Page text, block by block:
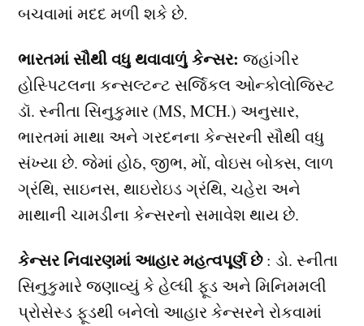
બચવામાં મદદ મળી શકે છે.
ભારતમાં સૌથી વધુ થવાવાળું કેન્સર:જહાંગીર
હોસ્પિટલના કન્સલ્ટન્ટ સર્જિકલ ઓન્કોલોજિસ્ટ
ડૉ. સ્નીતા સિનુકુમાર (MS, MCH.) અનુસાર,
ભારતમાં માથા અને ગરદનના કેન્સરની સૌથી વધુ
સંખ્યા છે. જેમાં હોઠ, જીભ, મોં, વોઇસ બોક્સ, લાળ
ગ્રંથિ, સાઇનસ, થાઇરોઇડ ગ્રંથિ, ચહેરા અને
માથાની ચામડીના કેન્સરનો સમાવેશ થાય છે.
કેન્સર નિવારણમાં આહાર મહત્વપૂર્ણ છે: ડો. સ્નીતા
સિનુકુમારે જણાવ્યું કે હેલ્ધી ફૂડ અને મિનિમમલી
પ્રોસેસ્ડ ફૂડથી બનેલો આહાર કેન્સરને રોકવામાં